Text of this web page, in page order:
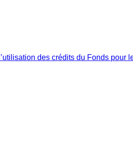
des crédits du Fonds pour